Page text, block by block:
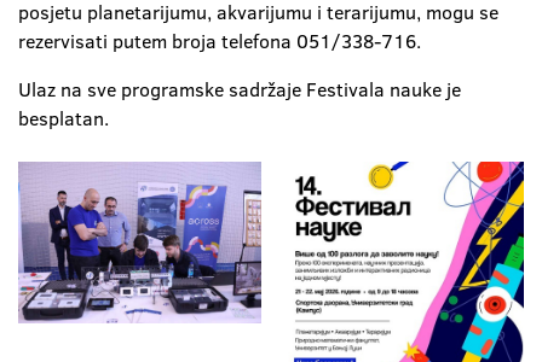
posjetu planetarijumu, akvarijumu i terarijumu, mogu se
rezervisati putem broja telefona 051/338-716.
Ulaz na sve programske sadržaje Festivala nauke je
besplatan.